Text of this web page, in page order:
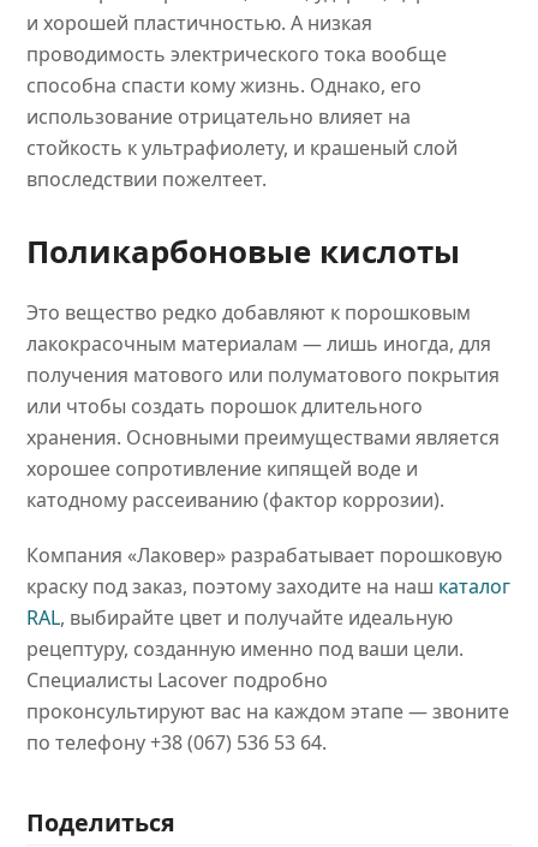
и хорошей пластичностью. А низкая
проводимость электрического тока вообще
способна спасти кому жизнь. Однако, его
использование отрицательно влияет на
стойкость к ультрафиолету, и крашеный слой
впоследствии пожелтеет.
Поликарбоновые кислоты
Это вещество редко добавляют к порошковым
лакокрасочным материалам — лишь иногда, для
получения матового или полуматового покрытия
или чтобы создать порошок длительного
хранения. Основными преимуществами является
хорошее сопротивление кипящей воде и
катодному рассеиванию (фактор коррозии).
Компания «Лаковер» разрабатывает порошковую
краску под заказ, поэтому заходите на наш каталог
RAL, выбирайте цвет и получайте идеальную
рецептуру, созданную именно под ваши цели.
Специалисты Lacover подробно
проконсультируют вас на каждом этапе — звоните
по телефону +38 (067) 536 53 64.
Поделиться